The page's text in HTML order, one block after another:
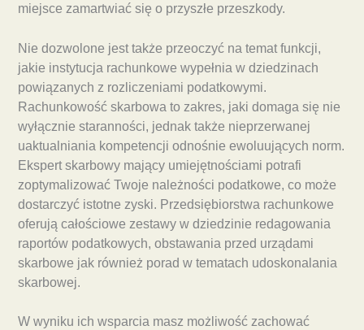
miejsce zamartwiać się o przyszłe przeszkody.
Nie dozwolone jest także przeoczyć na temat funkcji,
jakie instytucja rachunkowe wypełnia w dziedzinach
powiązanych z rozliczeniami podatkowymi.
Rachunkowość skarbowa to zakres, jaki domaga się nie
wyłącznie staranności, jednak także nieprzerwanej
uaktualniania kompetencji odnośnie ewoluujących norm.
Ekspert skarbowy mający umiejętnościami potrafi
zoptymalizować Twoje należności podatkowe, co może
dostarczyć istotne zyski. Przedsiębiorstwa rachunkowe
oferują całościowe zestawy w dziedzinie redagowania
raportów podatkowych, obstawania przed urządami
skarbowe jak również porad w tematach udoskonalania
skarbowej.
W wyniku ich wsparcia masz możliwość zachować